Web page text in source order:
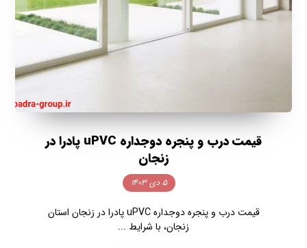
قیمت درب و پنجره دوجداره uPVC پادرا در
زنجان
۵ دی ۱۴۰۳
قیمت درب و پنجره دوجداره uPVC پادرا در زنجان استان
زنجان، با شرایط ...